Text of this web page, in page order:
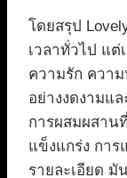
โดยสรุป
เวลาทั่วไป แต่
ความรัก ควา
อย่างงดงามแ
การผสมผสา
แข็งแกร่ง การ
รายละเอียด